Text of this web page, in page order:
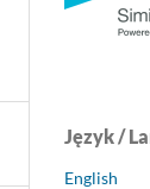
Język /
English